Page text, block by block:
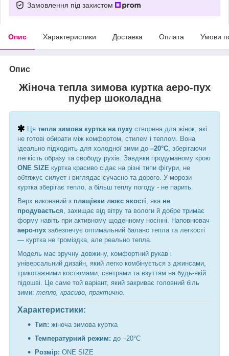
Замовлення під захистом
Опис Характеристики Доставка Оплата Умови
Опис
Жіноча тепла зимова куртка аеро-пух
пуфер шоколадна
Ця тепла зимова куртка на пуху створена для жінок, які
не готові обирати між комфортом, стилем і теплом. Вона
ідеально підходить для холодної зими до –20°C, зберігаючи
легкість образу та свободу рухів. Завдяки продуманому крою
ONE SIZE куртка красиво сідає на різні типи фігури, не
обтяжує силует і виглядає сучасно та дорого. У морози
куртка зберігає тепло, а більш теплу погоду - не парить.
Верх виконаний з плащівки люкс якості, яка не
продувається, захищає від вітру та вологи й добре тримає
форму навіть при активному щоденному носінні. Наповнювач
аеро-пух забезпечує оптимальний баланс тепла та легкості
— куртка не громіздка, але реально тепла.
Модель має зручну довжину, комфортний рукав і
універсальний дизайн, який легко комбінується з джинсами,
трикотажними костюмами, светрами та взуттям на будь-якій
підошві. Це саме той варіант, який закриває головний біль
зими: тепло, красиво, практично.
Характеристики:
Тип: жіноча зимова куртка
Температурний режим: до –20°C
Розмір: ONE SIZE